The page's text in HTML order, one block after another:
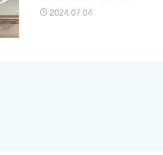
2024.07.04